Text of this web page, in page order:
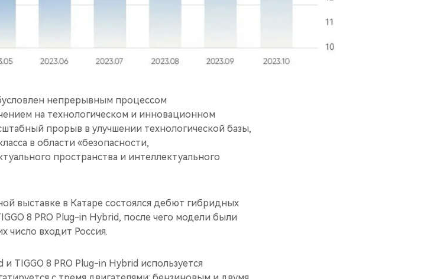
непрерывным процессом
на технологическом и инновационном
прорыв в улучшении технологической базы,
в области «безопасности,
пространства и интеллектуального
выставке в Катаре состоялся дебют гибридных
8 PRO Plug-in Hybrid, после чего модели были
число входит Россия.
TIGGO 8 PRO Plug-in Hybrid используется